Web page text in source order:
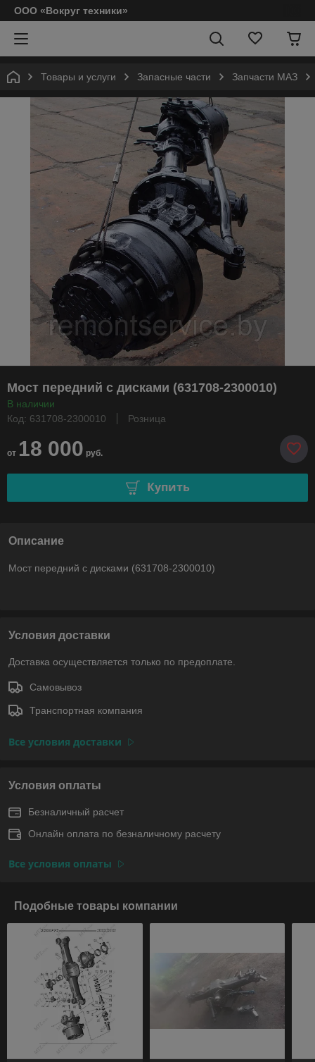
ООО «Вокруг техники»
Товары и услуги Запасные части Запчасти МАЗ
Мост передний с дисками (631708-2300010)
В наличии
Код: 631708-2300010
Розница
от 18 000 руб.
Купить
Описание
Мост передний с дисками (631708-2300010)
Условия доставки
Доставка осуществляется только по предоплате.
Самовывоз
Транспортная компания
Все условия доставки
Условия оплаты
Безналичный расчет
Онлайн оплата по безналичному расчету
Все условия оплаты
Подобные товары компании